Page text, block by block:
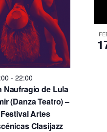
-22:00
Naufragio de Lula
(Danza Teatro) –
Artes
Clasijazz